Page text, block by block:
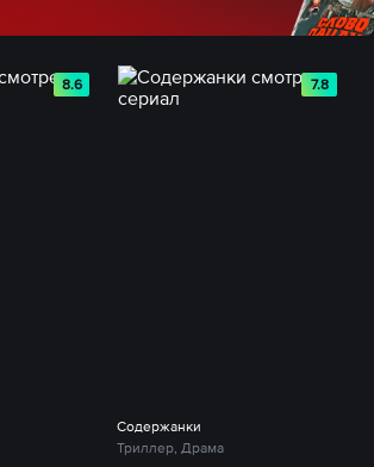
8.6 7.8
Содержанки
Триллер, Драма